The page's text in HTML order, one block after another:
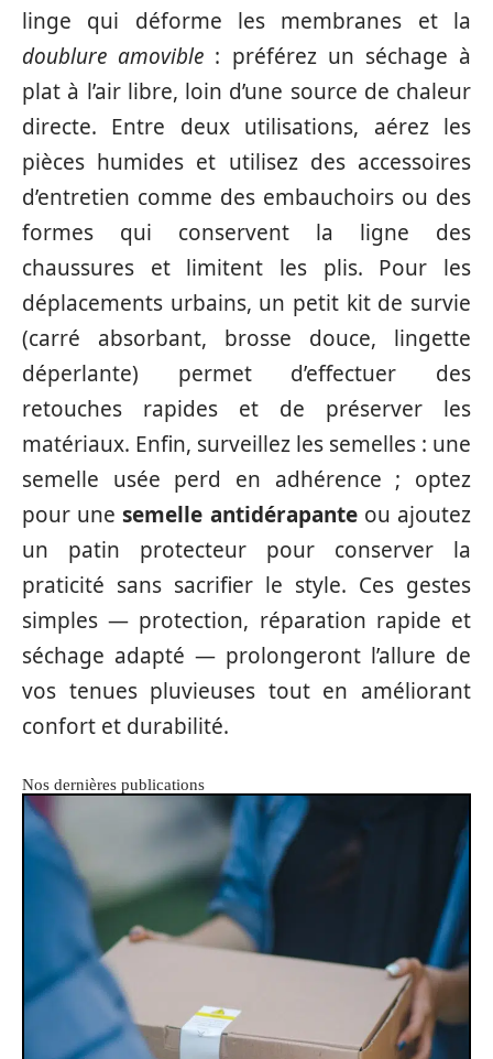
linge qui déforme les membranes et la
doublure amovible : préférez un séchage à
plat à l’air libre, loin d’une source de chaleur
directe. Entre deux utilisations, aérez les
pièces humides et utilisez des accessoires
d’entretien comme des embauchoirs ou des
formes qui conservent la ligne des
chaussures et limitent les plis. Pour les
déplacements urbains, un petit kit de survie
(carré absorbant, brosse douce, lingette
déperlante) permet d’effectuer des
retouches rapides et de préserver les
matériaux. Enfin, surveillez les semelles : une
semelle usée perd en adhérence ; optez
pour unesemelle antidérapanteou ajoutez
un patin protecteur pour conserver la
praticité sans sacrifier le style. Ces gestes
simples — protection, réparation rapide et
séchage adapté — prolongeront l’allure de
vos tenues pluvieuses tout en améliorant
confort et durabilité.
Nos dernières publications